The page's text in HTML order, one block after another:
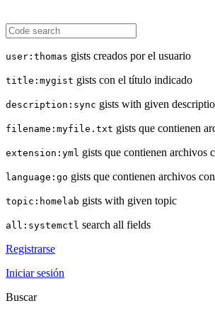
user:thomas gists creados por el usuario
title:mygist gists con el título indicado
description:sync gists with given
filename:myfile.txt gists que contienen
extension:yml gists que contienen archivos
language:go gists que contienen archivos
topic:homelab gists with given topic
all:systemctl search all fields
Registrarse
Iniciar sesión
Buscar